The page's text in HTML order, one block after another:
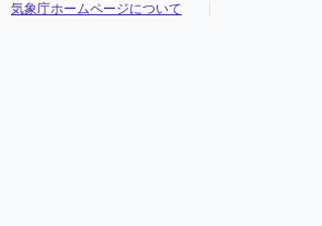
気象庁ホームページについて